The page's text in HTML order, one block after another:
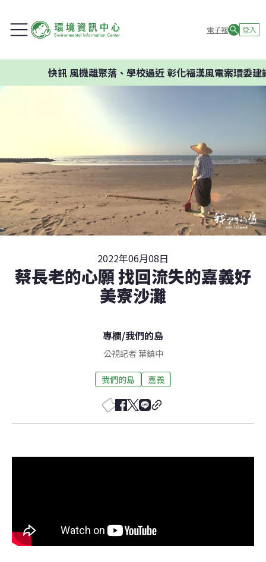
電子報 登入
風機離聚落、學校過近 彰化福漢風電案環委建議不
2022年06月08日
蔡長老的心願 找回流失的嘉義好
美寮沙灘
專欄/我們的島
公視記者 葉鎮中
我們的島 嘉義